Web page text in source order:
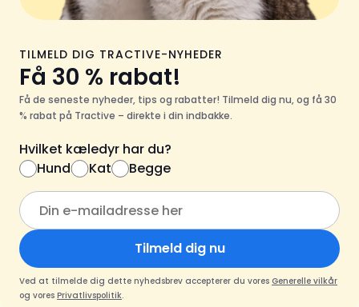
TILMELD DIG TRACTIVE-NYHEDER
Få 30 % rabat!
Få de seneste nyheder, tips og rabatter! Tilmeld dig nu, og få 30
% rabat på Tractive – direkte i din indbakke.
Hvilket kæledyr har du?
Hund
Kat Begge
Tilmeld dig nu
Ved at tilmelde dig dette nyhedsbrev accepterer du vores Generelle vilkår
og vores Privatlivspolitik.